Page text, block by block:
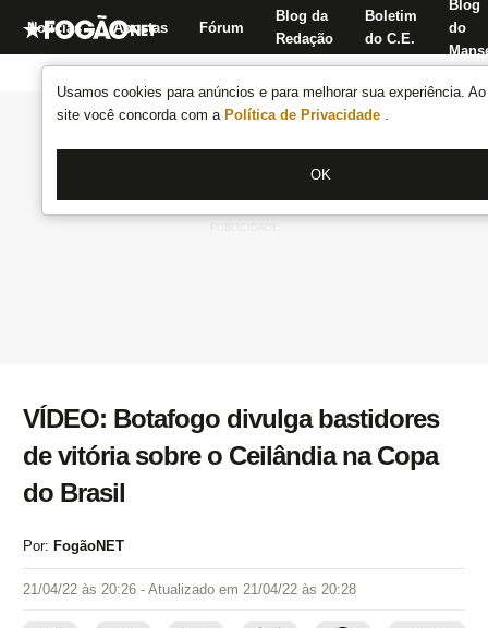
Usamos cookies para anúncios e para melhorar sua experiência.
site você concorda com a Política de Privacidade .
OK
Notícias Apostas Fórum
Blog da
Redação
Boletim
do C.E.
Blog
do
VÍDEO: Botafogo divulga bastidores
de vitória sobre o Ceilândia na Copa
do Brasil
Por: FogãoNET
21/04/22 às 20:26 - Atualizado em 21/04/22 às 20:28